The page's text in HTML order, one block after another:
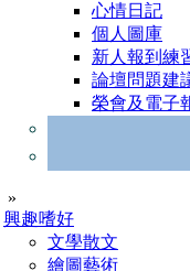
心情日記
個人圖庫
新人報到練
論壇問題建
榮會及電子
»
興趣嗜好
文學散文
繪圖藝術